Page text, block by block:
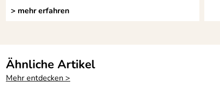
> mehr erfahren
Ähnliche Artikel
Mehr entdecken >